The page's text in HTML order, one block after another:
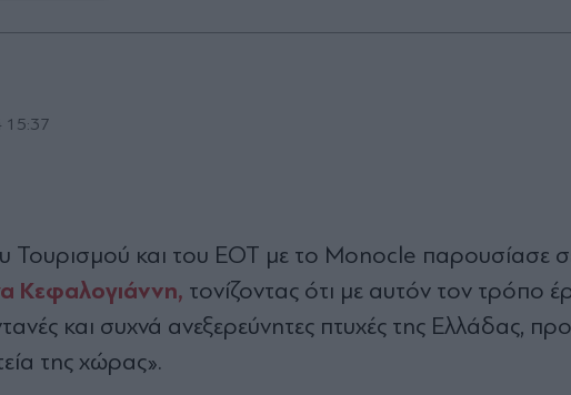
15:37
Τουρισμού και του ΕΟΤ με το Monocle παρουσίασε
Κεφαλογιάννη, τονίζοντας ότι με αυτόν τον τρόπο
και συχνά ανεξερεύνητες πτυχές της Ελλάδας,
της χώρας».